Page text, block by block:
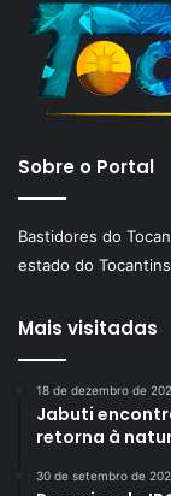
Sobre o Portal
Bastidores do
estado do
Mais visitadas
18 de dezembro de
Jabuti
retorna à
30 de setembro de